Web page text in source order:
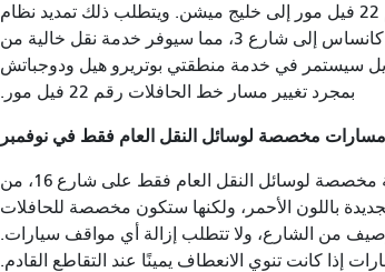
سيشمل المشروع أيضًا تغيير مسار خط الحافلات رقم 22 فيل مور إلى خليج ميشن. ويتطلب ذلك تمديد نظام
التلامس العلوي الذي يُشغّل حافلاتنا في شارع 16 من شارع كانساس إلى شارع 3، مما سيوفر خدمة نقل خالية من
سيستمر في خدمة منطقتي بوتريرو هيل ودوجباتش
بمجرد تغيير مسار خط الحافلات رقم 22 فيل مور.
مسارات مخصصة لوسائل النقل العام فقط في نوفمبر
ستبدأ فرق العمل هذا الأسبوع بتخطيط مسارات جديدة مؤقتة مخصصة لوسائل النقل العام فقط على شارع 16، من
المسارات الجديدة باللون الأحمر، ولكنها ستكون مخصصة للحافلات
من الشارع، ولا تتطلب إزالة أي مواقف سيارات.
إذا كانت تنوي الانعطاف يمينًا عند التقاطع القادم.